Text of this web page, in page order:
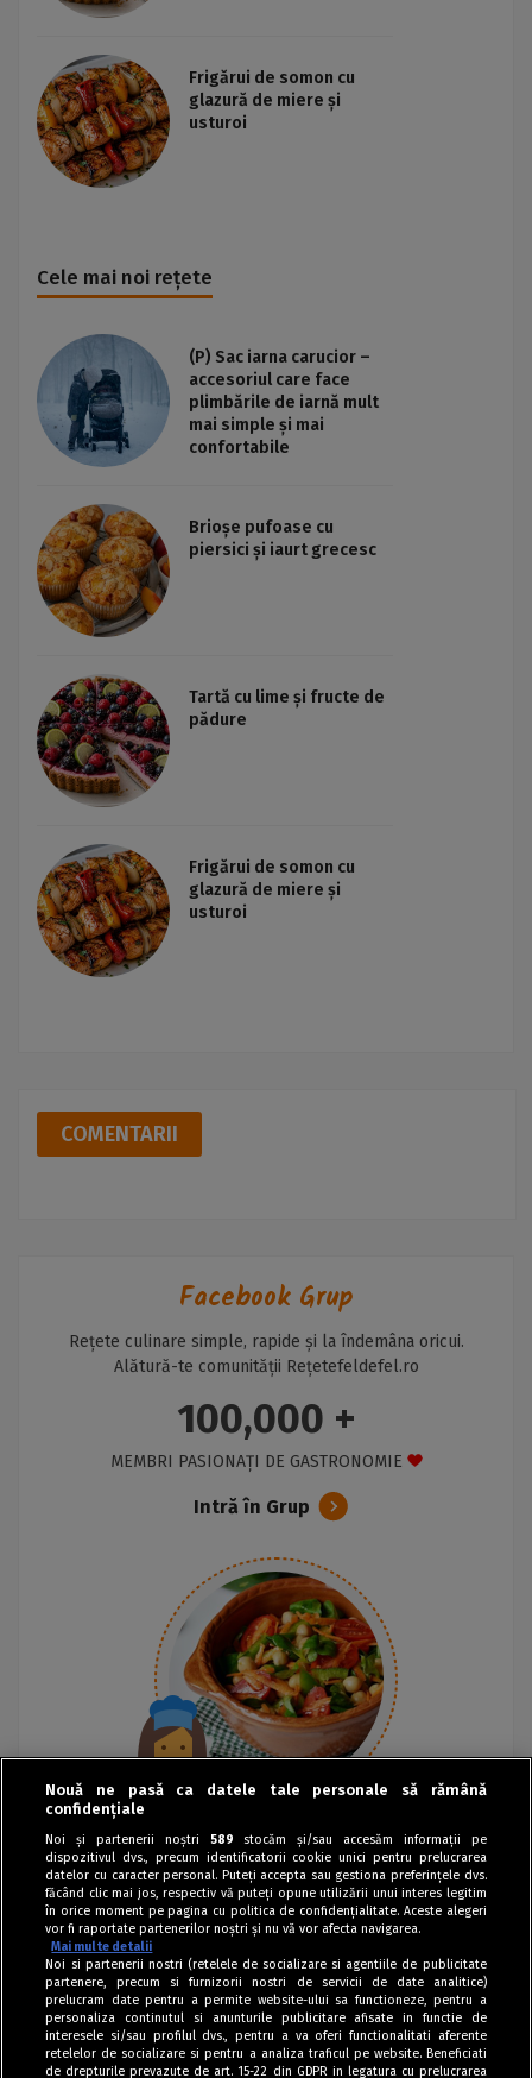
Frigărui de somon cu
glazură de miere și
usturoi
Cele mai noi rețete
(P) Sac iarna carucior –
accesoriul care face
plimbările de iarnă mult
mai simple și mai
confortabile
Brioșe pufoase cu
piersici și iaurt grecesc
Tartă cu lime și fructe de
pădure
Frigărui de somon cu
glazură de miere și
usturoi
COMENTARII
Facebook Grup
Rețete culinare simple, rapide și la îndemâna oricui.
Alătură-te comunității Rețetefeldefel.ro
100,000 +
MEMBRI PASIONAȚI DE GASTRONOMIE
Intră în Grup
Nouă ne pasă ca datele tale personale să rămână
confidențiale
Noi și partenerii noștri 589 stocăm și/sau accesăm informații pe
dispozitivul dvs., precum identificatorii cookie unici pentru prelucrarea
datelor cu caracter personal. Puteți accepta sau gestiona preferințele dvs.
făcând clic mai jos, respectiv vă puteți opune utilizării unui interes legitim
în orice moment pe pagina cu politica de confidențialitate. Aceste alegeri
vor fi raportate partenerilor noștri și nu vă vor afecta navigarea.
Mai multe detalii
Noi si partenerii nostri (retelele de socializare si agentiile de publicitate
partenere, precum si furnizorii nostri de servicii de date analitice)
prelucram date pentru a permite website-ului sa functioneze, pentru a
personaliza continutul si anunturile publicitare afisate in functie de
interesele si/sau profilul dvs., pentru a va oferi functionalitati aferente
retelelor de socializare si pentru a analiza traficul pe website. Beneficiati
de drepturile prevazute de art. 15-22 din GDPR in legatura cu prelucrarea